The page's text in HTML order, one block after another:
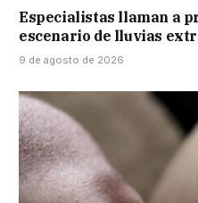
Especialistas llaman a
escenario de lluvias
9 de agosto de 2026